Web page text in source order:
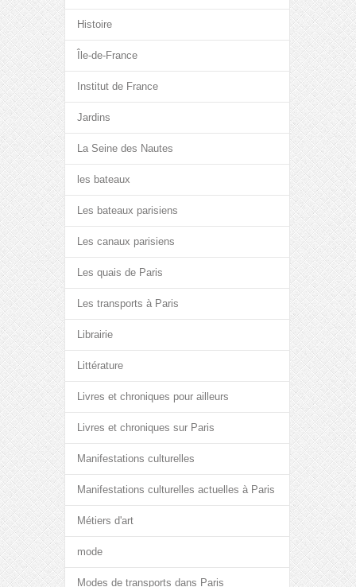
Histoire
Île-de-France
Institut de France
Jardins
La Seine des Nautes
les bateaux
Les bateaux parisiens
Les canaux parisiens
Les quais de Paris
Les transports à Paris
Librairie
Littérature
Livres et chroniques pour ailleurs
Livres et chroniques sur Paris
Manifestations culturelles
Manifestations culturelles actuelles à Paris
Métiers d'art
mode
Modes de transports dans Paris